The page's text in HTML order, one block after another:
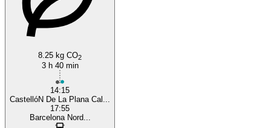
8.25 kg CO2
3 h 40 min
14:15
CastellóN De La Plana Cal...
17:55
Barcelona Nord...